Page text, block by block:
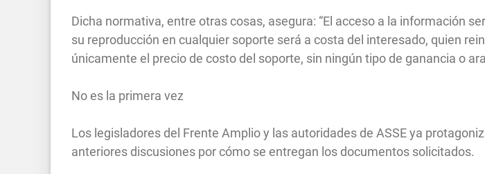
Dicha normativa, entre otras cosas, asegura: “El acceso a la información
su reproducción en cualquier soporte será a costa del interesado, quien
únicamente el precio de costo del soporte, sin ningún tipo de ganancia o
No es la primera vez
Los legisladores del Frente Amplio y las autoridades de ASSE ya
anteriores discusiones por cómo se entregan los documentos solicitados.